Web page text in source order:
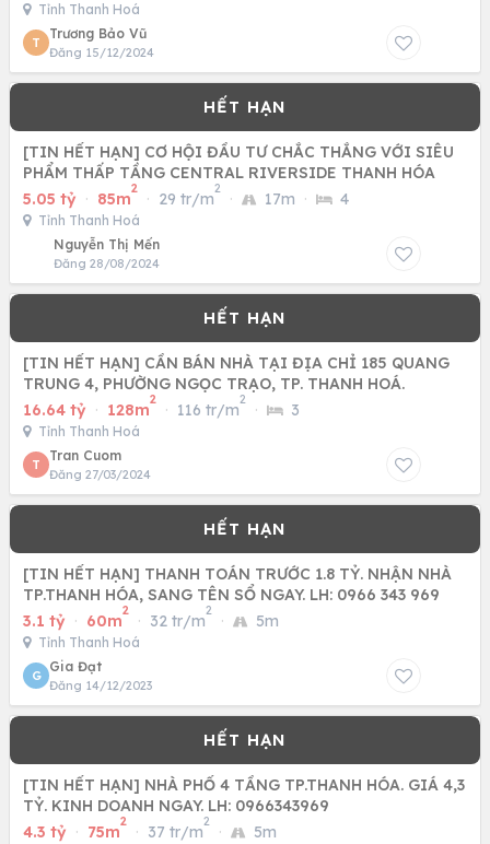
Tỉnh Thanh Hoá
T
Trương Bảo Vũ
Đăng 15/12/2024
[TIN HẾT HẠN] CƠ HỘI ĐẦU TƯ CHẮC THẮNG VỚI SIÊU
PHẨM THẤP TẦNG CENTRAL RIVERSIDE THANH HÓA
5.05 tỷ · 85m
2
· 29 tr/m
2
· 17m · 4
Tỉnh Thanh Hoá
Nguyễn Thị Mến
Đăng 28/08/2024
[TIN HẾT HẠN] CẦN BÁN NHÀ TẠI ĐỊA CHỈ 185 QUANG
TRUNG 4, PHƯỜNG NGỌC TRẠO, TP. THANH HOÁ.
16.64 tỷ · 128m
2
· 116 tr/m
2
· 3
Tỉnh Thanh Hoá
T
Tran Cuom
Đăng 27/03/2024
[TIN HẾT HẠN] THANH TOÁN TRƯỚC 1.8 TỶ. NHẬN NHÀ
TP.THANH HÓA, SANG TÊN SỔ NGAY. LH: 0966 343 969
3.1 tỷ · 60m
2
· 32 tr/m
2
· 5m
Tỉnh Thanh Hoá
G
Gia Đạt
Đăng 14/12/2023
[TIN HẾT HẠN] NHÀ PHỐ 4 TẦNG TP.THANH HÓA. GIÁ 4,3
TỶ. KINH DOANH NGAY. LH: 0966343969
4.3 tỷ · 75m
2
· 37 tr/m
2
· 5m